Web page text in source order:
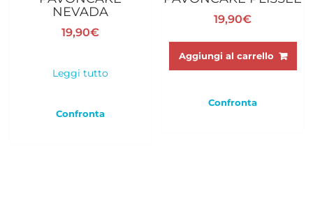
NEVADA
19,90€
Leggi tutto
Confronta
19,90€
Aggiungi al carrello
Confronta